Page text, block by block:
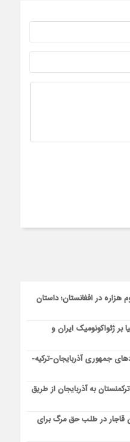
در افغانستان؛ داستان
بر ژئواکونومیک ایران و
جمهوری آذربایجان-ترکیه-
به آذربایجان از طریق
قاجار در طلب حق مرگ برای